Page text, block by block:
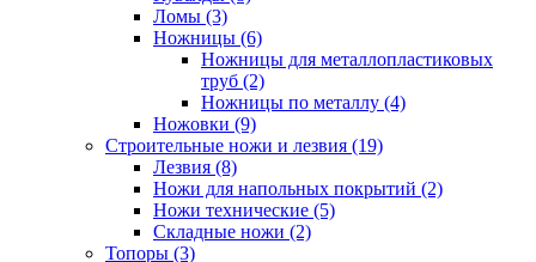
Ломы (3)
Ножницы (6)
Ножницы для металлопластиковых
труб (2)
Ножницы по металлу (4)
Ножовки (9)
Строительные ножи и лезвия (19)
Лезвия (8)
Ножи для напольных покрытий (2)
Ножи технические (5)
Складные ножи (2)
Топоры (3)